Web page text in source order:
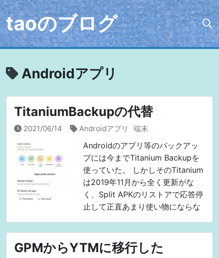
taoのブログ
Androidアプリ
TitaniumBackupの代替
2021/06/14 Androidアプリ 端末
Androidのアプリ等のバックアッ
プには今までTitanium Backupを
使っていた。 しかしそのTitanium
は2019年11月から全く更新がな
く、Split APKのリストアで応答停
止して正直あまり使い物にならな
できたので、Goo
GPMからYTMに移行した